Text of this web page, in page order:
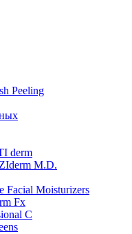
Peeling
derm
M.D.
Facial Moisturizers
Fx
C